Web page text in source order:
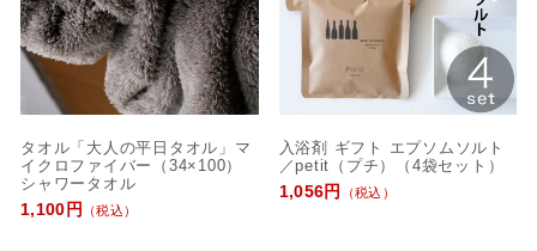
タオル「大人の平日タオル」マ
イクロファイバー（34×100）
シャワータオル
1,100円
（税込）
入浴剤 ギフト エプソムソルト
／petit（プチ）（4袋セット）
1,056円
（税込）